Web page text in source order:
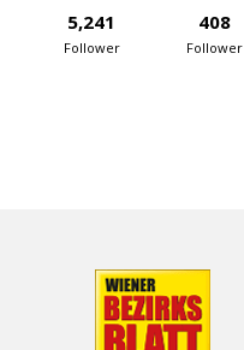
5,241
Follower
408
Follower